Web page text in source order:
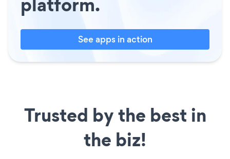
See apps in action
Trusted by the best in
the biz!